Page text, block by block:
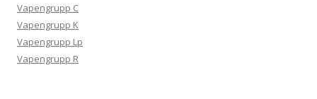
Vapengrupp C
Vapengrupp K
Vapengrupp Lp
Vapengrupp R